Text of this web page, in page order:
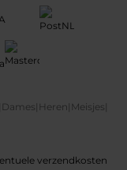
Dames Heren Meisjes
verzendkosten